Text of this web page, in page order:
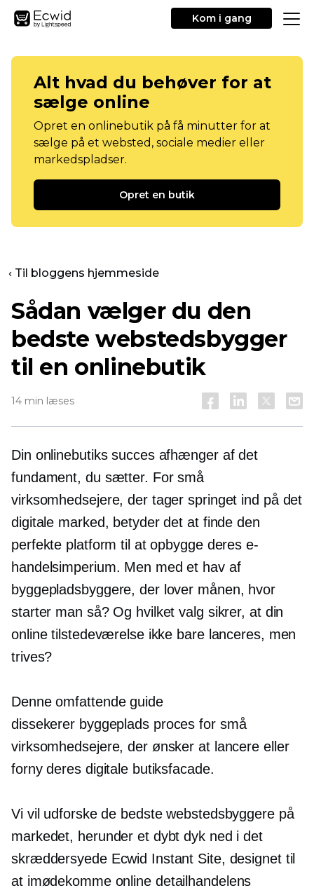
Kom i gang
Alt hvad du behøver for at
sælge online
Opret en onlinebutik på få minutter for at
sælge på et websted, sociale medier eller
markedspladser.
Opret en butik
‹ Til bloggens hjemmeside
Sådan vælger du den
bedste webstedsbygger
til en onlinebutik
14 min læses
Din onlinebutiks succes afhænger af det
fundament, du sætter. For små
virksomhedsejere, der tager springet ind på det
digitale marked, betyder det at finde den
perfekte platform til at opbygge deres e-
handelsimperium. Men med et hav af
byggepladsbyggere, der lover månen, hvor
starter man så? Og hvilket valg sikrer, at din
online tilstedeværelse ikke bare lanceres, men
trives?
Denne omfattende guide
dissekerer byggepladsproces for små
virksomhedsejere, der ønsker at lancere eller
forny deres digitale butiksfacade.
Vi vil udforske de bedste webstedsbyggere på
markedet, herunder et dybt dyk ned i det
skræddersyede Ecwid Instant Site, designet til
at imødekomme online detailhandelens